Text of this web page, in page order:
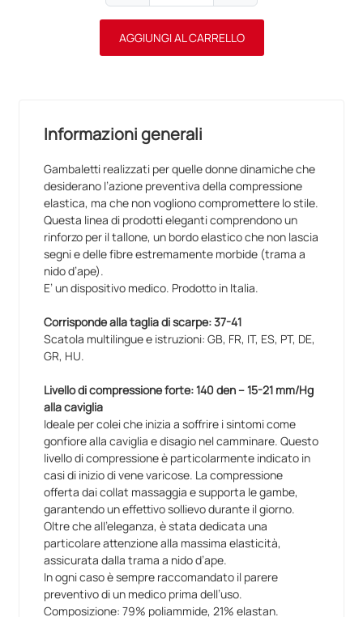
AGGIUNGI AL CARRELLO
Informazioni generali
Gambaletti realizzati per quelle donne dinamiche che
desiderano l’azione preventiva della compressione
elastica, ma che non vogliono compromettere lo stile.
Questa linea di prodotti eleganti comprendono un
rinforzo per il tallone, un bordo elastico che non lascia
segni e delle fibre estremamente morbide (trama a
nido d’ape).
E’ un dispositivo medico. Prodotto in Italia.
Corrisponde alla taglia di scarpe: 37-41
Scatola multilingue e istruzioni: GB, FR, IT, ES, PT, DE,
GR, HU.
Livello di compressione forte: 140 den – 15-21 mm/Hg
alla caviglia
Ideale per colei che inizia a soffrire i sintomi come
gonfiore alla caviglia e disagio nel camminare. Questo
livello di compressione è particolarmente indicato in
casi di inizio di vene varicose. La compressione
offerta dai collat massaggia e supporta le gambe,
garantendo un effettivo sollievo durante il giorno.
Oltre che all’eleganza, è stata dedicata una
particolare attenzione alla massima elasticità,
assicurata dalla trama a nido d’ape.
In ogni caso è sempre raccomandato il parere
preventivo di un medico prima dell’uso.
Composizione: 79% poliammide, 21% elastan.